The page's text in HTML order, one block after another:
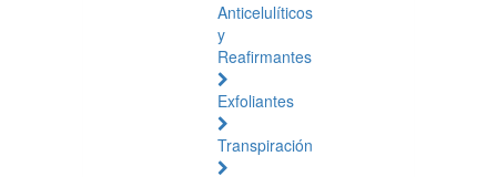
Anticelulíticos
y
Reafirmantes
Exfoliantes
Transpiración